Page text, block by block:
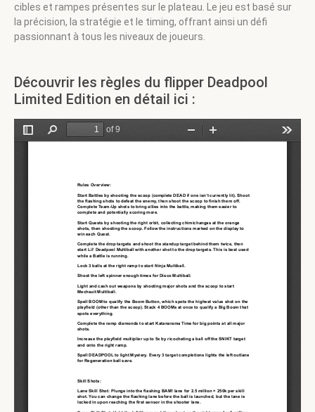
cibles et rampes présentes sur le plateau. Le jeu est basé sur
la précision, la stratégie et le timing, offrant ainsi un défi
passionnant à tous les niveaux de joueurs.
Découvrir les règles du flipper Deadpool
Limited Edition en détail ici :